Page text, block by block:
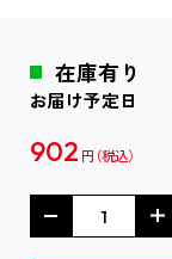
在庫有り
お届け予定日
902 円